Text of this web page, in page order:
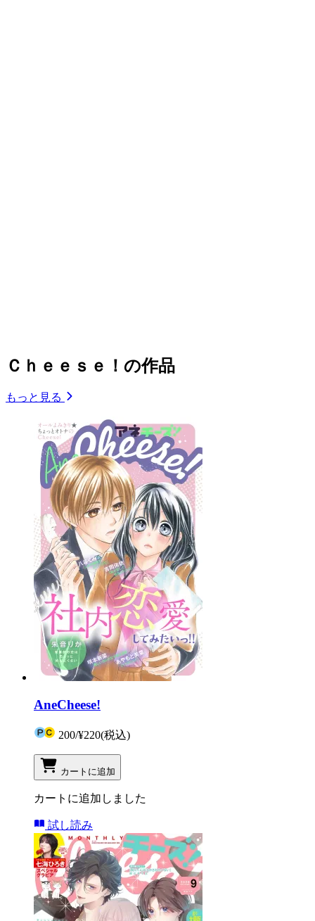
Ｃｈｅｅｓｅ！の作品
もっと見る
AneCheese!
200/¥220(税込)
カートに追加
カートに追加しました
試し読み